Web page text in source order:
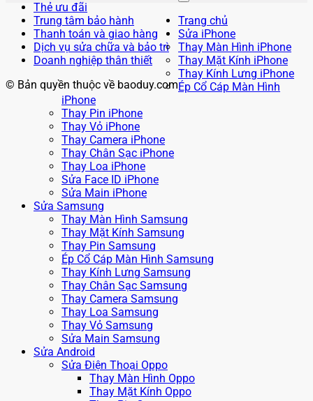
Thẻ ưu đãi
Trung tâm bảo hành
Thanh toán và giao hàng
Dịch vụ sửa chữa và bảo trì
Doanh nghiệp thân thiết
© Bản quyền thuộc về baoduy.com
Trang chủ
Sửa iPhone
Thay Màn Hình iPhone
Thay Mặt Kính iPhone
Thay Kính Lưng iPhone
Ép Cổ Cáp Màn Hình
iPhone
Thay Pin iPhone
Thay Vỏ iPhone
Thay Camera iPhone
Thay Chân Sạc iPhone
Thay Loa iPhone
Sửa Face ID iPhone
Sửa Main iPhone
Sửa Samsung
Thay Màn Hình Samsung
Thay Mặt Kính Samsung
Thay Pin Samsung
Ép Cổ Cáp Màn Hình Samsung
Thay Kính Lưng Samsung
Thay Chân Sạc Samsung
Thay Camera Samsung
Thay Loa Samsung
Thay Vỏ Samsung
Sửa Main Samsung
Sửa Android
Sửa Điện Thoại Oppo
Thay Màn Hình Oppo
Thay Mặt Kính Oppo